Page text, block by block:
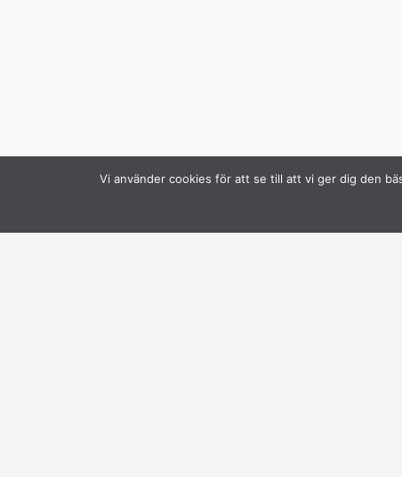
Vi använder cookies för att se till att vi ger dig den